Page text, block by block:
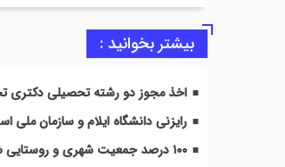
بیشتر بخوانید :
اخذ مجوز دو رشته تحصیلی دکتری
رایزنی دانشگاه ایلام و سازمان ملی
۱۰۰ درصد جمعیت شهری و روستایی شهرستان چرداول از نعمت گاز طبیعی برخوردار شدند